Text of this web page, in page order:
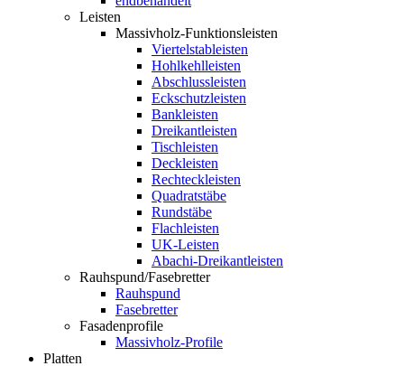
Leisten
Massivholz-Funktionsleisten
Viertelstableisten
Hohlkehlleisten
Abschlussleisten
Eckschutzleisten
Bankleisten
Dreikantleisten
Tischleisten
Deckleisten
Rechteckleisten
Quadratstäbe
Rundstäbe
Flachleisten
UK-Leisten
Abachi-Dreikantleisten
Rauhspund/Fasebretter
Rauhspund
Fasebretter
Fasadenprofile
Massivholz-Profile
Platten